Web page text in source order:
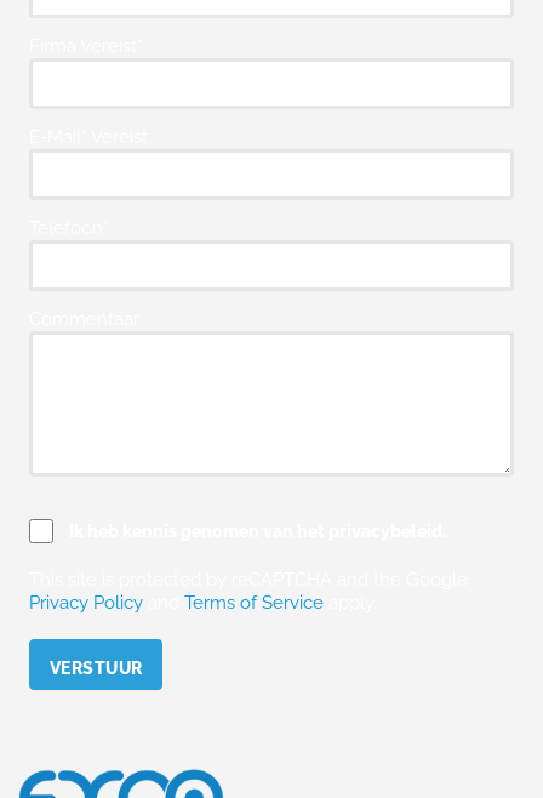
Privacy Policy
Terms of Service